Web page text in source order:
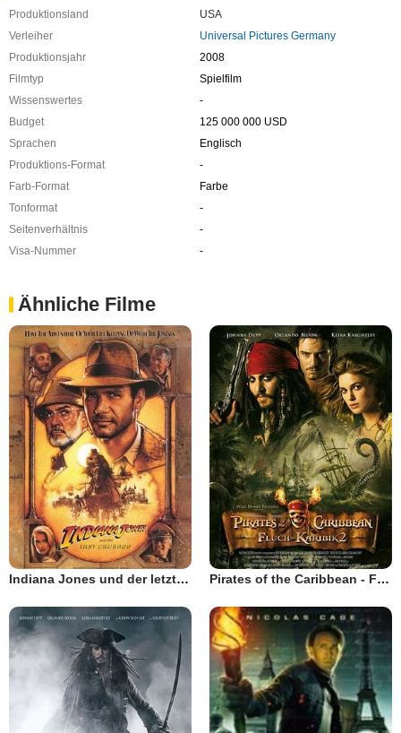
Produktionsland
USA
Verleiher
Universal Pictures Germany
Produktionsjahr
2008
Filmtyp
Spielfilm
Wissenswertes
-
Budget
125 000 000 USD
Sprachen
Englisch
Produktions-Format
-
Farb-Format
Farbe
Tonformat
-
Seitenverhältnis
-
Visa-Nummer
-
Ähnliche Filme
Indiana Jones und der letzte Kreuzzug Pirates of the Caribbean - Fluch der Karibik 2